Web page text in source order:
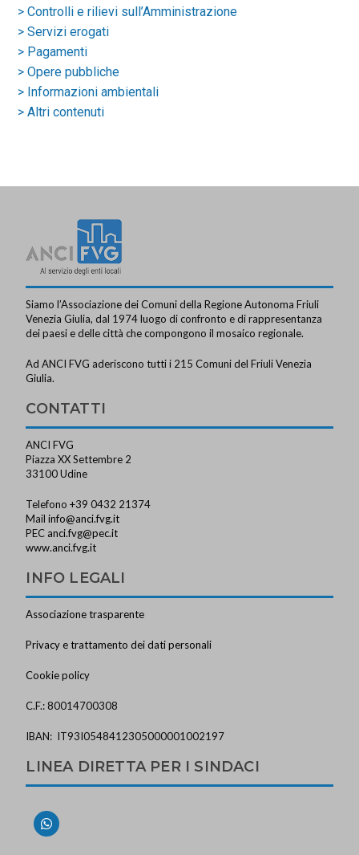
> Controlli e rilievi sull’Amministrazione
> Servizi erogati
> Pagamenti
> Opere pubbliche
> Informazioni ambientali
> Altri contenuti
Siamo l’Associazione dei Comuni della Regione Autonoma Friuli
Venezia Giulia, dal 1974 luogo di confronto e di rappresentanza
dei paesi e delle città che compongono il mosaico regionale.
Ad ANCI FVG aderiscono tutti i 215 Comuni del Friuli Venezia
Giulia.
CONTATTI
ANCI FVG
Piazza XX Settembre 2
33100 Udine
Telefono +39 0432 21374
Mailinfo@anci.fvg.it
PEC anci.fvg@pec.it
www.anci.fvg.it
INFO LEGALI
Associazione trasparente
Privacy e trattamento dei dati personali
Cookie policy
C.F.: 80014700308
IBAN: IT93I0548412305000001002197
LINEA DIRETTA PER I SINDACI